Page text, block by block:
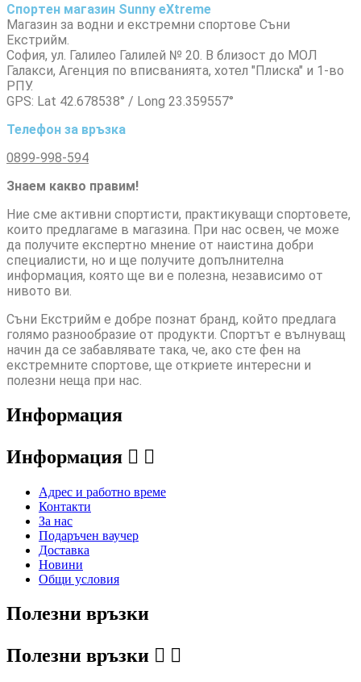
Спортен магазин Sunny eXtreme
Магазин за водни и екстремни спортове Съни
Екстрийм.
София, ул. Галилео Галилей № 20. В близост до МОЛ
Галакси, Агенция по вписванията, хотел "Плиска" и 1-во
РПУ.
GPS: Lat 42.678538° / Long 23.359557°
Телефон за връзка
0899-998-594
Знаем какво правим!
Ние сме активни спортисти, практикуващи спортовете,
които предлагаме в магазина. При нас освен, че може
да получите експертно мнение от наистина добри
специалисти, но и ще получите допълнителна
информация, която ще ви е полезна, независимо от
нивото ви.
Съни Екстрийм е добре познат бранд, който предлага
голямо разнообразие от продукти. Спортът е вълнуващ
начин да се забавлявате така, че, ако сте фен на
екстремните спортове, ще откриете интересни и
полезни неща при нас.
Информация
Информация  
Адрес и работно време
Контакти
За нас
Подаръчен ваучер
Доставка
Новини
Общи условия
Полезни връзки
Полезни връзки  